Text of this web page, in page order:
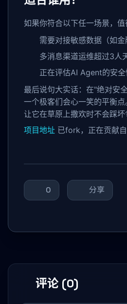
如果你符合以下任一场景，值
需要对接敏感数据（如金
多消息渠道运维超过3人
正在评估AI Agent的安
最后说句大实话：在"绝对安
一个极客们会心一笑的平衡
让它在草原上撒欢时不会踩坏
项目地址 已fork，正在贡献
0 分享
评论 (0)